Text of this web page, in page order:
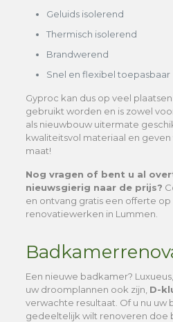
Geluids isolerend
Thermisch isolerend
Brandwerend
Snel en flexibel toepasbaar
Gyproc kan dus op veel
gebruikt worden en is zowel
als nieuwbouw uitermate
kwaliteitsvol materiaal en geven
maat!
Nog vragen of bent u al
nieuwsgierig naar de prijs?
en ontvang gratis een offerte
renovatiewerken in Lummen.
Een nieuwe badkamer?
uw droomplannen ook zijn, D-
verwachte resultaat. Of u nu uw
gedeeltelijk wilt renoveren doe